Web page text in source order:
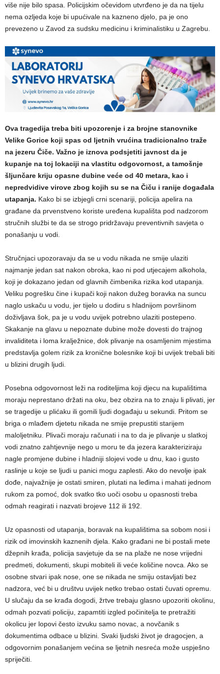
više nije bilo spasa. Policijskim očevidom utvrđeno je da na tijelu
nema ozljeda koje bi upućivale na kazneno djelo, pa je ono
prevezeno u Zavod za sudsku medicinu i kriminalistiku u Zagrebu.
Ova tragedija treba biti upozorenje i za brojne stanovnike
Velike Gorice koji spas od ljetnih vrućina tradicionalno traže
na jezeru Čiče. Važno je iznova podsjetiti javnost da je
kupanje na toj lokaciji na vlastitu odgovornost, a tamošnje
šljunčare kriju opasne dubine veće od 40 metara, kao i
nepredvidive virove zbog kojih su se na Čiču i ranije događala
utapanja. Kako bi se izbjegli crni scenariji, policija apelira na
građane da prvenstveno koriste uređena kupališta pod nadzorom
stručnih službi te da se strogo pridržavaju preventivnih savjeta o
ponašanju u vodi.
Stručnjaci upozoravaju da se u vodu nikada ne smije ulaziti
najmanje jedan sat nakon obroka, kao ni pod utjecajem alkohola,
koji je dokazano jedan od glavnih čimbenika rizika kod utapanja.
Veliku pogrešku čine i kupači koji nakon dužeg boravka na suncu
naglo uskaču u vodu, jer tijelo u dodiru s hladnijom površinom
doživljava šok, pa je u vodu uvijek potrebno ulaziti postepeno.
Skakanje na glavu u nepoznate dubine može dovesti do trajnog
invaliditeta i loma kralježnice, dok plivanje na osamljenim mjestima
predstavlja golem rizik za kronične bolesnike koji bi uvijek trebali biti
u blizini drugih ljudi.
Posebna odgovornost leži na roditeljima koji djecu na kupalištima
moraju neprestano držati na oku, bez obzira na to znaju li plivati, jer
se tragedije u plićaku ili gomili ljudi događaju u sekundi. Pritom se
briga o mlađem djetetu nikada ne smije prepustiti starijem
maloljetniku. Plivači moraju računati i na to da je plivanje u slatkoj
vodi znatno zahtjevnije nego u moru te da jezera karakteriziraju
nagle promjene dubine i hladniji slojevi vode u dnu, kao i gusto
raslinje u koje se ljudi u panici mogu zaplesti. Ako do nevolje ipak
dođe, najvažnije je ostati smiren, plutati na leđima i mahati jednom
rukom za pomoć, dok svatko tko uoči osobu u opasnosti treba
odmah reagirati i nazvati brojeve 112 ili 192.
Uz opasnosti od utapanja, boravak na kupalištima sa sobom nosi i
rizik od imovinskih kaznenih djela. Kako građani ne bi postali mete
džepnih krađa, policija savjetuje da se na plaže ne nose vrijedni
predmeti, dokumenti, skupi mobiteli ili veće količine novca. Ako se
osobne stvari ipak nose, one se nikada ne smiju ostavljati bez
nadzora, već bi u društvu uvijek netko trebao ostati čuvati opremu.
U slučaju da se krađa dogodi, žrtve trebaju glasno upozoriti okolinu,
odmah pozvati policiju, zapamtiti izgled počinitelja te pretražiti
okolicu jer lopovi često izvuku samo novac, a novčanik s
dokumentima odbace u blizini. Svaki ljudski život je dragocjen, a
odgovornim ponašanjem većina se ljetnih nesreća može uspješno
spriječiti.